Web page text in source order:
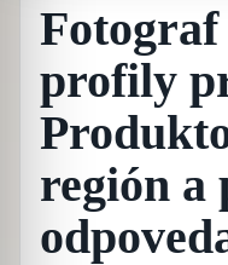
profily
región